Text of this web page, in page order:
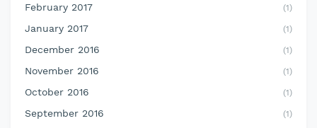
February 2017 (1)
January 2017 (1)
December 2016 (1)
November 2016 (1)
October 2016 (1)
September 2016 (1)